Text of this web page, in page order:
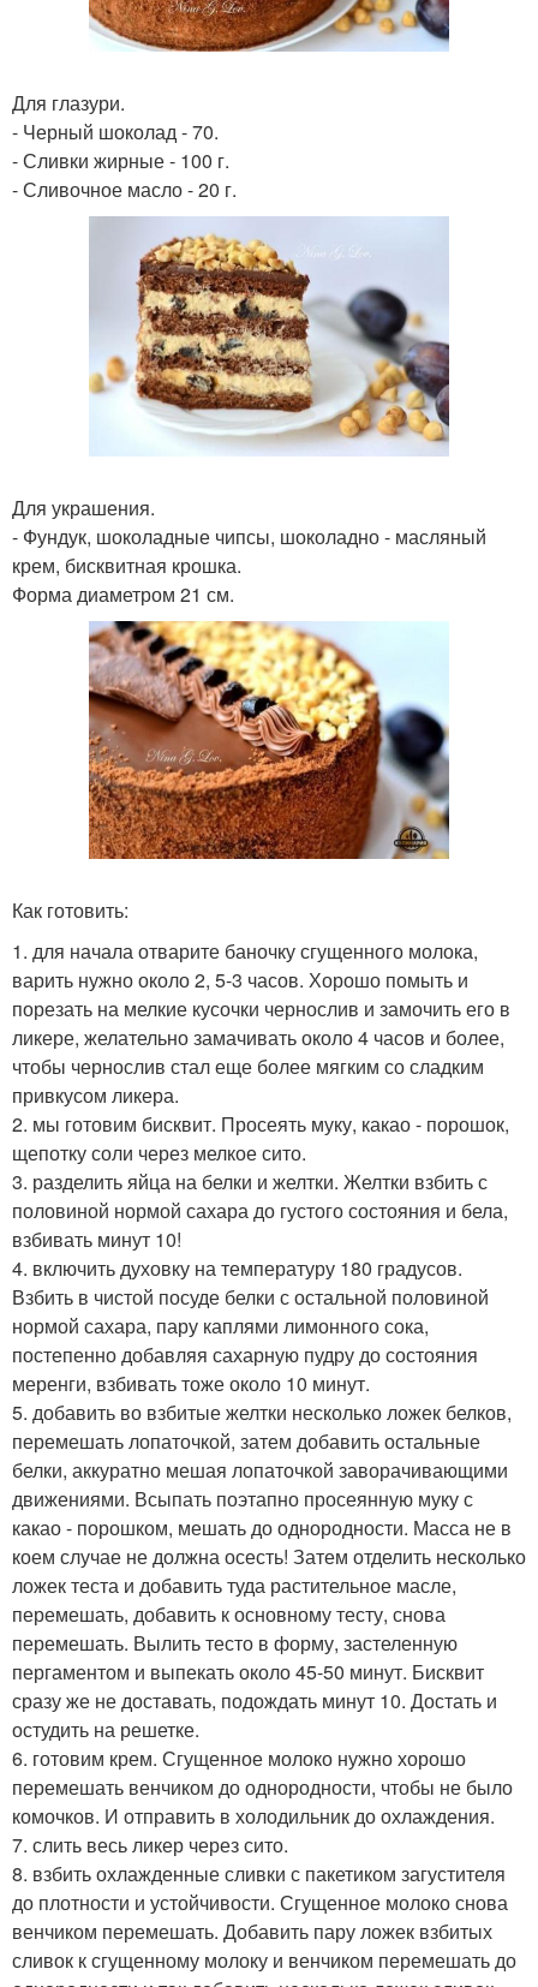
Для глазури.
- Черный шоколад - 70.
- Сливки жирные - 100 г.
- Сливочное масло - 20 г.
Для украшения.
- Фундук, шоколадные чипсы, шоколадно - масляный
крем, бисквитная крошка.
Форма диаметром 21 см.
Как готовить:
1. для начала отварите баночку сгущенного молока,
варить нужно около 2, 5-3 часов. Хорошо помыть и
порезать на мелкие кусочки чернослив и замочить его в
ликере, желательно замачивать около 4 часов и более,
чтобы чернослив стал еще более мягким со сладким
привкусом ликера.
2. мы готовим бисквит. Просеять муку, какао - порошок,
щепотку соли через мелкое сито.
3. разделить яйца на белки и желтки. Желтки взбить с
половиной нормой сахара до густого состояния и бела,
взбивать минут 10!
4. включить духовку на температуру 180 градусов.
Взбить в чистой посуде белки с остальной половиной
нормой сахара, пару каплями лимонного сока,
постепенно добавляя сахарную пудру до состояния
меренги, взбивать тоже около 10 минут.
5. добавить во взбитые желтки несколько ложек белков,
перемешать лопаточкой, затем добавить остальные
белки, аккуратно мешая лопаточкой заворачивающими
движениями. Всыпать поэтапно просеянную муку с
какао - порошком, мешать до однородности. Масса не в
коем случае не должна осесть! Затем отделить несколько
ложек теста и добавить туда растительное масле,
перемешать, добавить к основному тесту, снова
перемешать. Вылить тесто в форму, застеленную
пергаментом и выпекать около 45-50 минут. Бисквит
сразу же не доставать, подождать минут 10. Достать и
остудить на решетке.
6. готовим крем. Сгущенное молоко нужно хорошо
перемешать венчиком до однородности, чтобы не было
комочков. И отправить в холодильник до охлаждения.
7. слить весь ликер через сито.
8. взбить охлажденные сливки с пакетиком загустителя
до плотности и устойчивости. Сгущенное молоко снова
венчиком перемешать. Добавить пару ложек взбитых
сливок к сгущенному молоку и венчиком перемешать до